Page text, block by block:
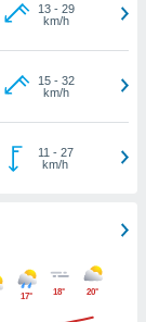
13- 29
km/h
15- 32
km/h
11 - 27
km/h
17° 18° 20°